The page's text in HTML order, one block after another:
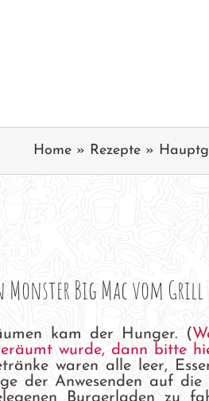
Home » Rezepte »
Monster Big Mac vom Grill
kam der Hunger. (
wurde, dann bitte
waren alle leer,
der Anwesenden auf die